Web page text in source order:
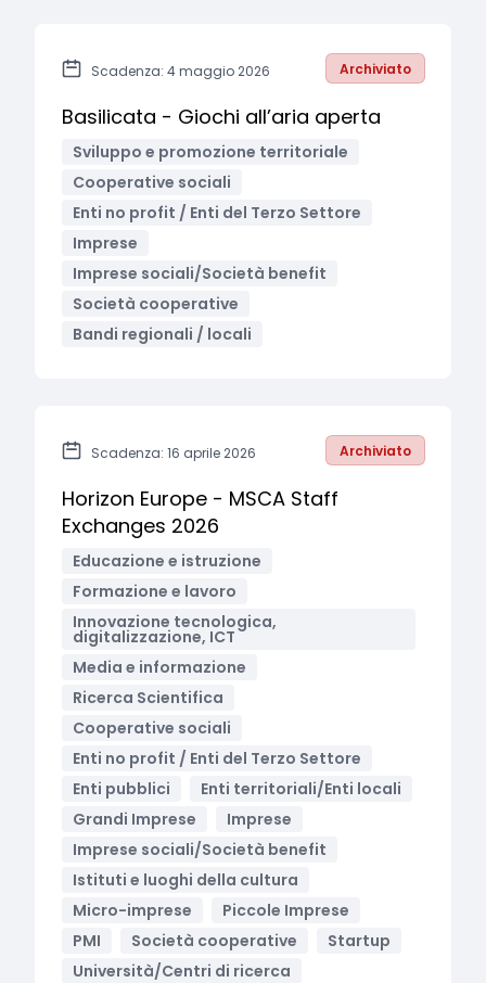
Scadenza: 4 maggio 2026 Archiviato
Basilicata - Giochi all’aria aperta
Sviluppo e promozione territoriale
Cooperative sociali
Enti no profit / Enti del Terzo Settore
Imprese
Imprese sociali/Società benefit
Società cooperative
Bandi regionali / locali
Scadenza: 16 aprile 2026 Archiviato
Horizon Europe - MSCA Staff
Exchanges 2026
Educazione e istruzione
Formazione e lavoro
Innovazione tecnologica,
digitalizzazione, ICT
Media e informazione
Ricerca Scientifica
Cooperative sociali
Enti no profit / Enti del Terzo Settore
Enti pubblici
Enti territoriali/Enti locali
Grandi Imprese
Imprese
Imprese sociali/Società benefit
Istituti e luoghi della cultura
Micro-imprese
Piccole Imprese
PMI
Società cooperative
Startup
Università/Centri di ricerca